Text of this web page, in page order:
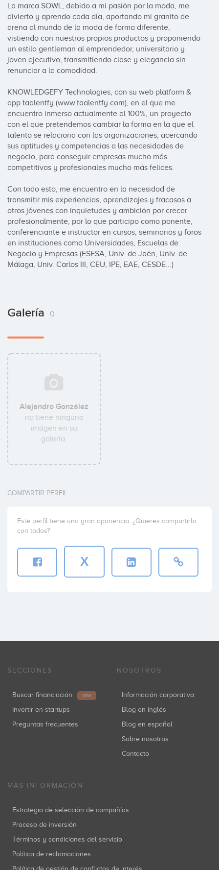
La marca SOWL, debido a mi pasión por la moda, me
divierto y aprendo cada día, aportando mi granito de
arena al mundo de la moda de forma diferente,
vistiendo con nuestros propios productos y proponiendo
un estilo gentleman al emprendedor, universitario y
joven ejecutivo, transmitiendo clase y elegancia sin
renunciar a la comodidad.
KNOWLEDGEFY Technologies, con su web platform &
app taalentfy (www.taalentfy.com), en el que me
encuentro inmerso actualmente al 100%, un proyecto
con el que pretendemos cambiar la forma en la que el
talento se relaciona con las organizaciones, acercando
sus aptitudes y competencias a las necesidades de
negocio, para conseguir empresas mucho más
competitivas y profesionales mucho más felices.
Con todo esto, me encuentro en la necesidad de
transmitir mis experiencias, aprendizajes y fracasos a
otros jóvenes con inquietudes y ambición por crecer
profesionalmente, por lo que participo como ponente,
conferenciante e instructor en cursos, seminarios y foros
en instituciones como Universidades, Escuelas de
Negocio y Empresas (ESESA, Univ. de Jaén, Univ. de
Málaga, Univ. Carlos III, CEU, IPE, EAE, CESDE...)
Galería 0
Alejandro González
no tiene ninguna
imágen en su
galería.
COMPARTIR PERFIL
Este perfil tiene una gran apariencia. ¿Quieres compartirlo
con todos?
X
SECCIONES
Buscar financiación NEW
Invertir en startups
Preguntas frecuentes
NOSOTROS
Información corporativa
Blog en inglés
Blog en español
Sobre nosotros
Contacto
MÁS INFORMACIÓN
Estrategia de selección de compañías
Proceso de inversión
Términos y condiciones del servicio
Política de reclamaciones